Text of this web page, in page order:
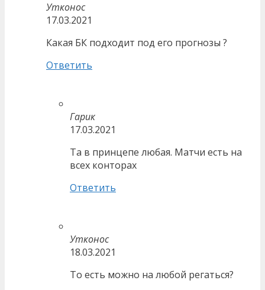
Утконос
17.03.2021
Какая БК подходит под его прогнозы ?
Ответить
Гарик
17.03.2021
Та в принцепе любая. Матчи есть на
всех конторах
Ответить
Утконос
18.03.2021
То есть можно на любой регаться?